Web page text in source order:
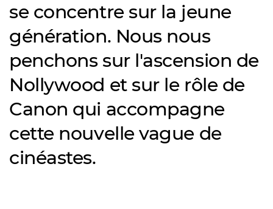
se concentre sur la jeune
génération. Nous nous
penchons sur l'ascension de
Nollywood et sur le rôle de
Canon qui accompagne
cette nouvelle vague de
cinéastes.